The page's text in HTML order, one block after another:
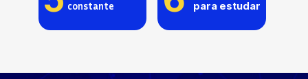
constante
para estudar